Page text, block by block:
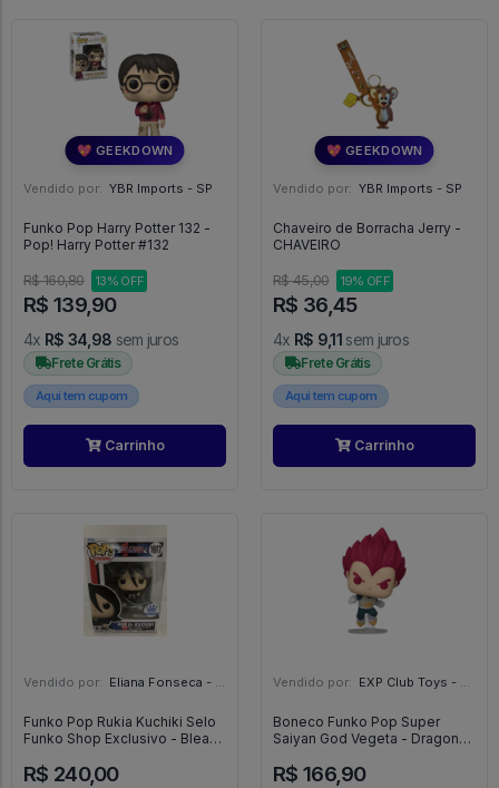
💖 GEEKDOWN
Vendido por: YBR Imports - SP
Funko Pop Harry Potter 132 -
Pop! Harry Potter #132
R$ 160,80 13% OFF
R$ 139,90
4x R$ 34,98 sem juros
Frete Grátis
Aqui tem cupom
Carrinho
💖 GEEKDOWN
Vendido por: YBR Imports - SP
Chaveiro de Borracha Jerry -
CHAVEIRO
R$ 45,00 19% OFF
R$ 36,45
4x R$ 9,11 sem juros
Frete Grátis
Aqui tem cupom
Carrinho
Vendido por: Eliana Fonseca - SP
Funko Pop Rukia Kuchiki Selo
Funko Shop Exclusivo - Bleach
R$ 240,00
Vendido por: EXP Club Toys - SP
Boneco Funko Pop Super
Saiyan God Vegeta - Dragon
R$ 166,90